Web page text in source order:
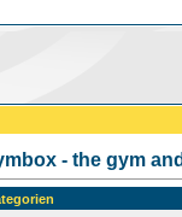
- the gym